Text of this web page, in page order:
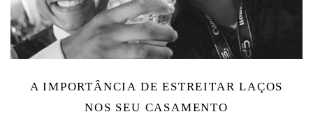
A IMPORTÂNCIA DE ESTREITAR LAÇOS
NOS SEU CASAMENTO